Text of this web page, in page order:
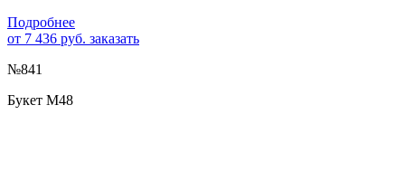
Подробнее
от 7 436 руб. заказать
№841
Букет М48